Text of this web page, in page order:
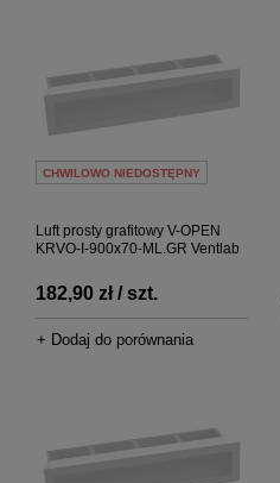
CHWILOWO NIEDOSTĘPNY
Luft prosty grafitowy V-OPEN
KRVO-I-900x70-ML.GR Ventlab
182,90 zł / szt.
+ Dodaj do porównania